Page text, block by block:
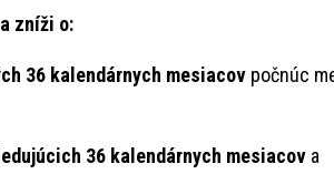
zníži o:
36 kalendárnych mesiacov počnúc
36 kalendárnych mesiacov a